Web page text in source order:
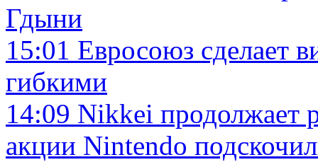
Гдыни
15:01 Евросоюз сделает
гибкими
14:09 Nikkei продолжает
акции Nintendo